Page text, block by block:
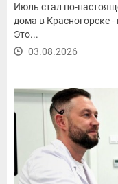
Июль стал по-
дома в Красногорске
Это...
03.08.2026